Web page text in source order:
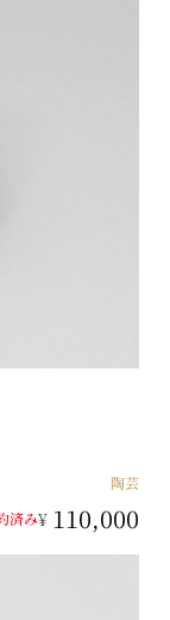
陶芸
済み¥ 110,000